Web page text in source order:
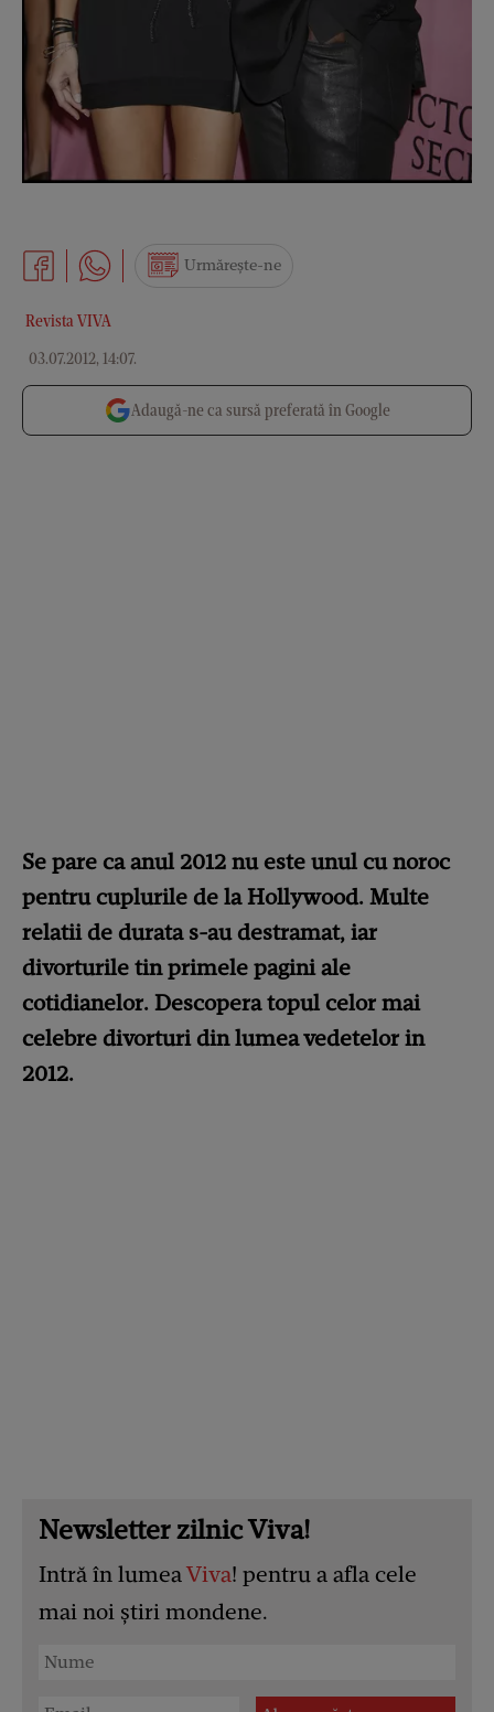
Revista VIVA
03.07.2012, 14:07.
Urmărește-ne
Adaugă-ne ca sursă preferată în Google
Se pare ca anul 2012 nu este unul cu noroc
pentru cuplurile de la Hollywood. Multe
relatii de durata s-au destramat, iar
divorturile tin primele pagini ale
cotidianelor. Descopera topul celor mai
celebre divorturi din lumea vedetelor in
2012.
Newsletter zilnic Viva!
Intră în lumea Viva! pentru a afla cele
mai noi știri mondene.